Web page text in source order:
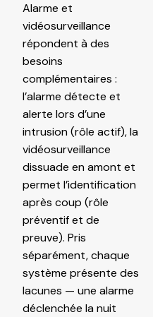
Alarme et
vidéosurveillance
répondent à des
besoins
complémentaires :
l’alarme détecte et
alerte lors d’une
intrusion (rôle actif), la
vidéosurveillance
dissuade en amont et
permet l’identification
après coup (rôle
préventif et de
preuve). Pris
séparément, chaque
système présente des
lacunes — une alarme
déclenchée la nuit